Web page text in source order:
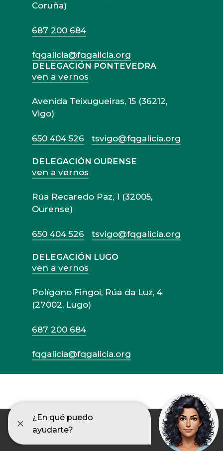
Coruña)
687 200 684
fqgalicia@fqgalicia.org
DELEGACIÓN PONTEVEDRA
ven a vernos
Avenida Teixugueiras, 15 (36212,
Vigo)
650 404 526 tsvigo@fqgalicia.org
DELEGACIÓN OURENSE
ven a vernos
Rúa Recaredo Paz, 1 (32005,
Ourense)
650 404 526 tsvigo@fqgalicia.org
DELEGACIÓN LUGO
ven a vernos
Polígono Fingoi, Rúa da Luz, 4
(27002, Lugo)
687 200 684
fqgalicia@fqgalicia.org